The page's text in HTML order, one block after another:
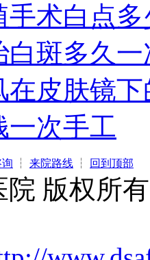
手术白点多
白斑多久
在皮肤镜
一次手工
┆ 来院路线 ┆ 回到顶部
版权所